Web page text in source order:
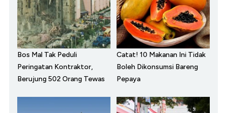
Bos Mal Tak Peduli
Peringatan Kontraktor,
Berujung 502 Orang Tewas
Catat! 10 Makanan Ini Tidak
Boleh Dikonsumsi Bareng
Pepaya